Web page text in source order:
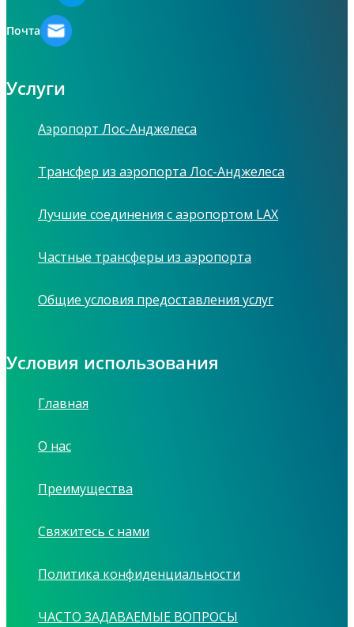
Почта
Услуги
Аэропорт Лос-Анджелеса
Трансфер из аэропорта Лос-Анджелеса
Лучшие соединения с аэропортом LAX
Частные трансферы из аэропорта
Общие условия предоставления услуг
Условия использования
Главная
О нас
Преимущества
Свяжитесь с нами
Политика конфиденциальности
ЧАСТО ЗАДАВАЕМЫЕ ВОПРОСЫ